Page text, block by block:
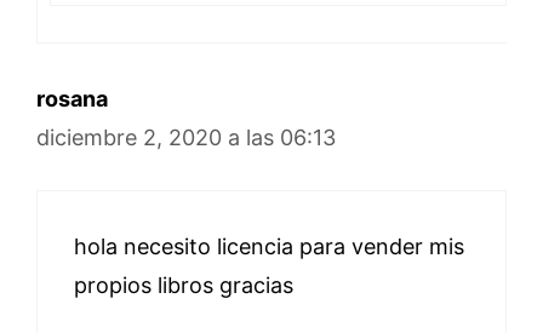
rosana
diciembre 2, 2020 a las 06:13
hola necesito licencia para vender mis
propios libros gracias